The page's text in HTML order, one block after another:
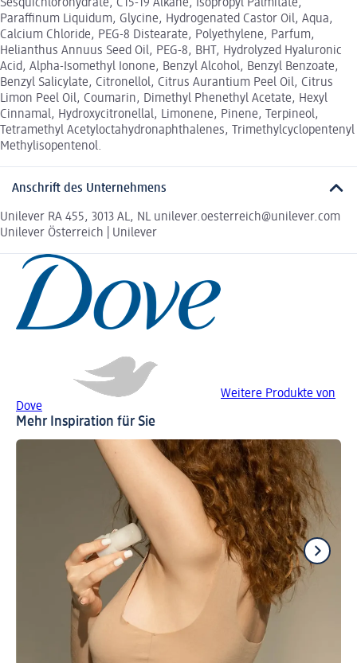
Sesquichlorohydrate, C15-19 Alkane, Isopropyl Palmitate,
Paraffinum Liquidum, Glycine, Hydrogenated Castor Oil, Aqua,
Calcium Chloride, PEG-8 Distearate, Polyethylene, Parfum,
Helianthus Annuus Seed Oil, PEG-8, BHT, Hydrolyzed Hyaluronic
Acid, Alpha-Isomethyl Ionone, Benzyl Alcohol, Benzyl Benzoate,
Benzyl Salicylate, Citronellol, Citrus Aurantium Peel Oil, Citrus
Limon Peel Oil, Coumarin, Dimethyl Phenethyl Acetate, Hexyl
Cinnamal, Hydroxycitronellal, Limonene, Pinene, Terpineol,
Tetramethyl Acetyloctahydronaphthalenes, Trimethylcyclopentenyl
Methylisopentenol.
Anschrift des Unternehmens
Unilever RA 455, 3013 AL, NL unilever.oesterreich@unilever.com
Unilever Österreich | Unilever
Weitere Produkte von
Dove
Mehr Inspiration für Sie